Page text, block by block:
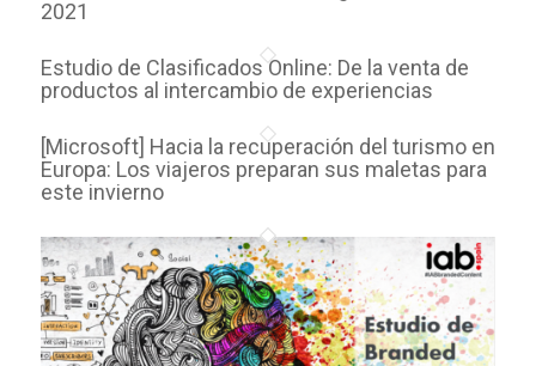
2021
Estudio de Clasificados Online: De la venta de
productos al intercambio de experiencias
[Microsoft] Hacia la recuperación del turismo en
Europa: Los viajeros preparan sus maletas para
este invierno